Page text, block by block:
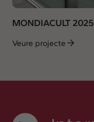
MONDIACULT 2025
Veure projecte